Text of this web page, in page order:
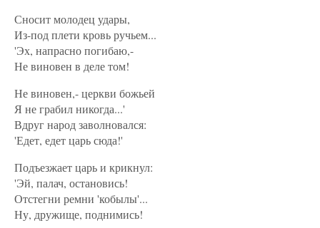
Сносит молодец удары,
Из-под плети кровь ручьем...
'Эх, напрасно погибаю,-
Не виновен в деле том!
Не виновен,- церкви божьей
Я не грабил никогда...'
Вдруг народ заволновался:
'Едет, едет царь сюда!'
Подъезжает царь и крикнул:
'Эй, палач, остановись!
Отстегни ремни 'кобылы'...
Ну, дружище, поднимись!